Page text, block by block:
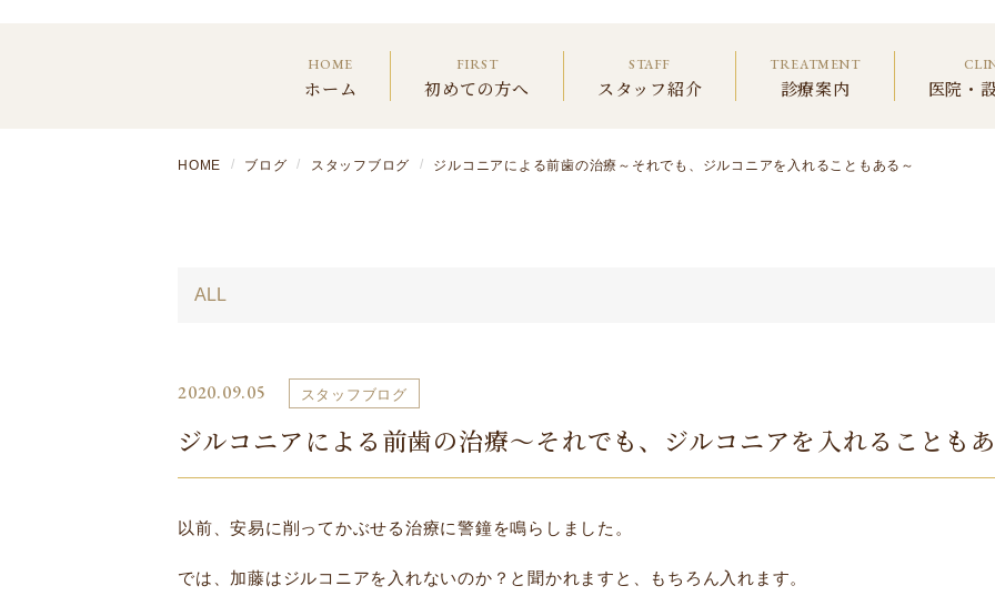
HOME
ホーム
FIRST
初めての方へ
STAFF
スタッフ紹介
TREATMENT
診療案内 医院・
HOME ブログ スタッフブログ ジルコニアによる前歯の治療～それでも、ジルコニアを入れることもある～
2020.09.05 スタッフブログ
ジルコニアによる前歯の治療～それでも、ジルコニアを入れることも
以前、安易に削ってかぶせる治療に警鐘を鳴らしました。
では、加藤はジルコニアを入れないのか？と聞かれますと、もちろん入れます。